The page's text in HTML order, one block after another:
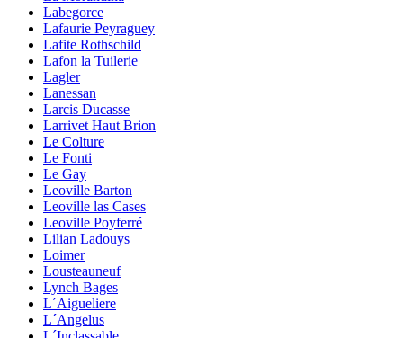
Labegorce
Lafaurie Peyraguey
Lafite Rothschild
Lafon la Tuilerie
Lagler
Lanessan
Larcis Ducasse
Larrivet Haut Brion
Le Colture
Le Fonti
Le Gay
Leoville Barton
Leoville las Cases
Leoville Poyferré
Lilian Ladouys
Loimer
Lousteauneuf
Lynch Bages
L´Aigueliere
L´Angelus